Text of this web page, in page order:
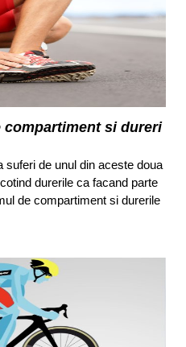
si dureri
suferi de unul din aceste doua
durerile ca facand parte
de compartiment si durerile